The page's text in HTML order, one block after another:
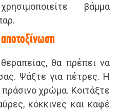
βάμμα
αποτοξίνωση
θα πρέπει να
Ψάξτε για πέτρες. Η
χρώμα. Κοιτάξτε
κόκκινες και καφέ